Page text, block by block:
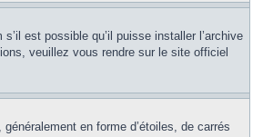
est possible qu’il puisse installer l’archive
veuillez vous rendre sur le site officiel
en forme d’étoiles, de carrés